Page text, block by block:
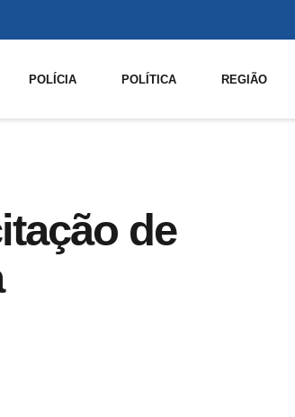
POLÍCIA POLÍTICA REGIÃO
de